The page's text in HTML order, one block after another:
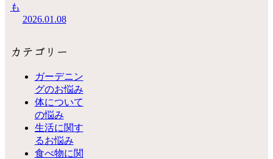
も
2026.01.08
カテゴリー
ガーデニン
グのお悩み
体について
の悩み
生活に関す
るお悩み
食べ物に関